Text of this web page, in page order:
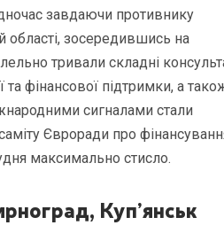
завдаючи противнику
області, зосередившись на
тривали складні
фінансової підтримки, а
сигналами стали
Євроради про
максимально стисло.
Куп’янськ